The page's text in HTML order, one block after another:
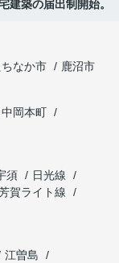
建築の届出制開始。
なか市
鹿沼市
中岡本町
須
日光線
賀ライト線
江曽島